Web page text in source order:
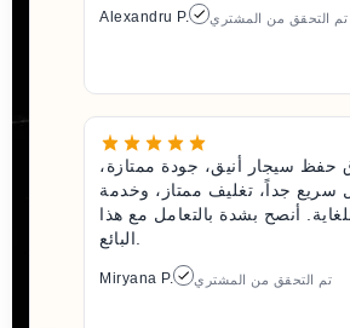
Alexandru P. تم التحقق من المشتري
حفظ سيجار أنيق، جودة ممتازة،
سريع جداً، تغليف ممتاز، وخدمة
أنصح بشدة بالتعامل مع هذا
Miryana P. تم التحقق من المشتري